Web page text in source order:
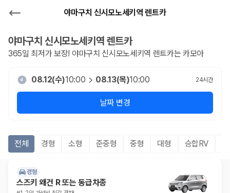
야마구치 신시모노세키역 렌트카
야마구치 신시모노세키역 렌트카
365일 최저가 보장! 야마구치 신시모노세키역 렌트카는 카모아
08.12(수)10:00 08.13(목)10:00 24시간
날짜 변경
전체 경형 소형 준중형 중형 대형 승합RV
경형
스즈키 왜건 R 또는 동급차종